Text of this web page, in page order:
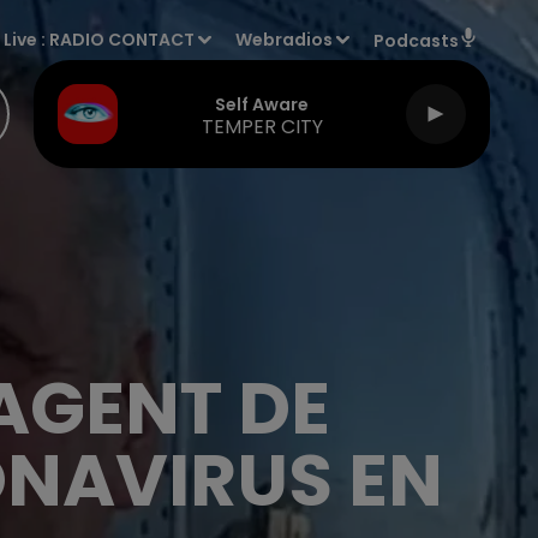
Live : RADIO CONTACT Webradios Podcasts
Self Aware
TEMPER CITY
DE
EN